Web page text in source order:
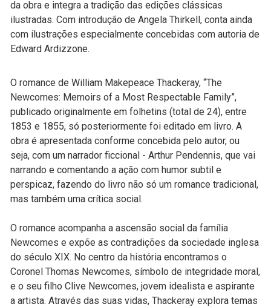
da obra e integra a tradição das edições clássicas
ilustradas. Com introdução de Angela Thirkell, conta ainda
com ilustrações especialmente concebidas com autoria de
Edward Ardizzone.
O romance de William Makepeace Thackeray, “The
Newcomes: Memoirs of a Most Respectable Family”,
publicado originalmente em folhetins (total de 24), entre
1853 e 1855, só posteriormente foi editado em livro. A
obra é apresentada conforme concebida pelo autor, ou
seja, com um narrador ficcional - Arthur Pendennis, que vai
narrando e comentando a ação com humor subtil e
perspicaz, fazendo do livro não só um romance tradicional,
mas também uma crítica social.
O romance acompanha a ascensão social da família
Newcomes e expõe as contradições da sociedade inglesa
do século XIX. No centro da história encontramos o
Coronel Thomas Newcomes, símbolo de integridade moral,
e o seu filho Clive Newcomes, jovem idealista e aspirante
a artista. Através das suas vidas, Thackeray explora temas